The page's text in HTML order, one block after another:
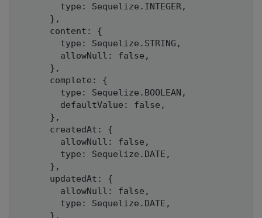
        type: Sequelize.INTEGER,
      },
      content: {
        type: Sequelize.STRING,
        allowNull: false,
      },
      complete: {
        type: Sequelize.BOOLEAN,
        defaultValue: false,
      },
      createdAt: {
        allowNull: false,
        type: Sequelize.DATE,
      },
      updatedAt: {
        allowNull: false,
        type: Sequelize.DATE,
      },